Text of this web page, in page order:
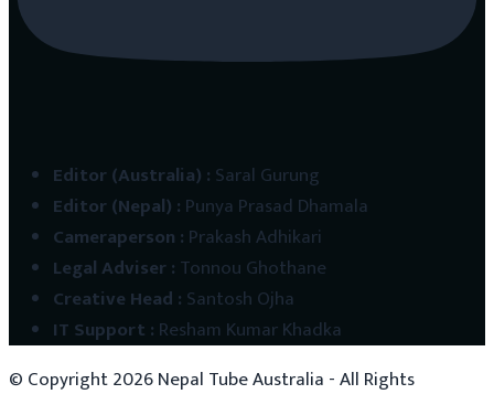
Editor (Australia) : Saral Gurung
Editor (Nepal) : Punya Prasad Dhamala
Cameraperson : Prakash Adhikari
Legal Adviser: Tonnou Ghothane
Creative Head : Santosh Ojha
IT Support : Resham Kumar Khadka
© Copyright2026Nepal Tube Australia - All Rights